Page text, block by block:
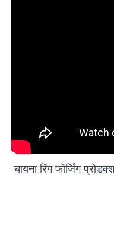
चायना रिंग फोर्जिंग